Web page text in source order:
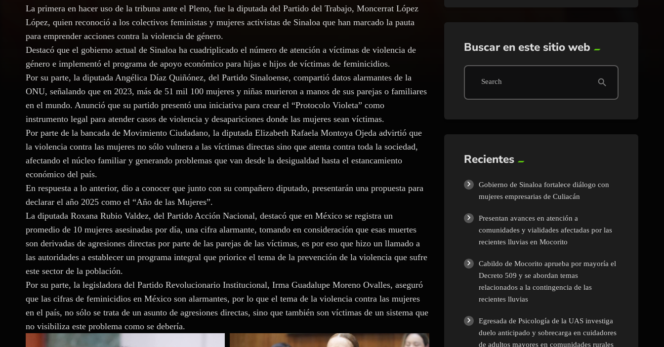
La primera en hacer uso de la tribuna ante el Pleno, fue la diputada del Partido del Trabajo, Moncerrat López
López, quien reconoció a los colectivos feministas y mujeres activistas de Sinaloa que han marcado la pauta
para emprender acciones contra la violencia de género.
Destacó que el gobierno actual de Sinaloa ha cuadriplicado el número de atención a víctimas de violencia de
género e implementó el programa de apoyo económico para hijas e hijos de víctimas de feminicidios.
Por su parte, la diputada Angélica Díaz Quiñónez, del Partido Sinaloense, compartió datos alarmantes de la
ONU, señalando que en 2023, más de 51 mil 100 mujeres y niñas murieron a manos de sus parejas o familiares
en el mundo. Anunció que su partido presentó una iniciativa para crear el “Protocolo Violeta” como
instrumento legal para atender casos de violencia y desapariciones donde las mujeres sean víctimas.
Por parte de la bancada de Movimiento Ciudadano, la diputada Elizabeth Rafaela Montoya Ojeda advirtió que
la violencia contra las mujeres no sólo vulnera a las víctimas directas sino que atenta contra toda la sociedad,
afectando el núcleo familiar y generando problemas que van desde la desigualdad hasta el estancamiento
económico del país.
En respuesta a lo anterior, dio a conocer que junto con su compañero diputado, presentarán una propuesta para
declarar el año 2025 como el “Año de las Mujeres”.
La diputada Roxana Rubio Valdez, del Partido Acción Nacional, destacó que en México se registra un
promedio de 10 mujeres asesinadas por día, una cifra alarmante, tomando en consideración que esas muertes
son derivadas de agresiones directas por parte de las parejas de las víctimas, es por eso que hizo un llamado a
las autoridades a establecer un programa integral que priorice el tema de la prevención de la violencia que sufre
este sector de la población.
Por su parte, la legisladora del Partido Revolucionario Institucional, Irma Guadalupe Moreno Ovalles, aseguró
que las cifras de feminicidios en México son alarmantes, por lo que el tema de la violencia contra las mujeres
en el país, no sólo se trata de un asunto de agresiones directas, sino que también son víctimas de un sistema que
no visibiliza este problema como se debería.
Buscar en este sitio web
Search search
Recientes
Gobierno de Sinaloa fortalece diálogo con
mujeres empresarias de Culiacán
Presentan avances en atención a
comunidades y vialidades afectadas por las
recientes lluvias en Mocorito
Cabildo de Mocorito aprueba por mayoría el
Decreto 509 y se abordan temas
relacionados a la contingencia de las
recientes lluvias
Egresada de Psicología de la UAS investiga
duelo anticipado y sobrecarga en cuidadores
de adultos mayores en comunidades rurales